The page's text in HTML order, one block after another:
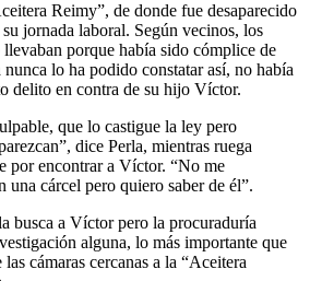
Reimy”, de donde fue desaparecido
jornada laboral. Según vecinos, los
porque había sido cómplice de
lo ha podido constatar así, no había
delito en contra de su hijo Víctor.
que lo castigue la ley pero
dice Perla, mientras ruega
por encontrar a Víctor. “No me
una cárcel pero quiero saber de él”.
busca a Víctor pero la procuraduría
alguna, lo más importante que
cámaras cercanas a la “Aceitera